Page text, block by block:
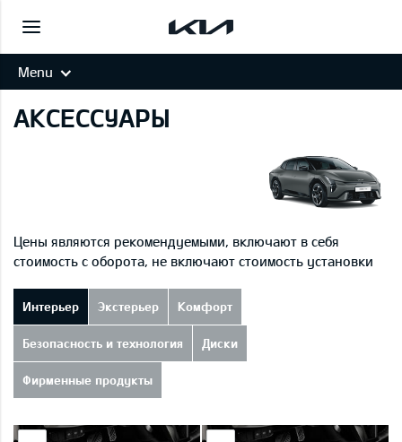
Menu
АКСЕССУАРЫ
Цены являются рекомендуемыми, включают в себя
стоимость с оборота, не включают стоимость установки
Интерьер Экстерьер Комфорт
Безопасность и технология Диски
Фирменные продукты